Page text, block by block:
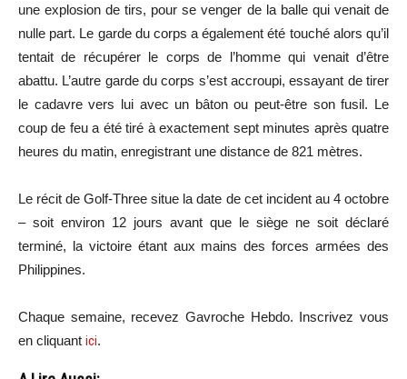
une explosion de tirs, pour se venger de la balle qui venait de
nulle part. Le garde du corps a également été touché alors qu’il
tentait de récupérer le corps de l’homme qui venait d’être
abattu. L’autre garde du corps s’est accroupi, essayant de tirer
le cadavre vers lui avec un bâton ou peut-être son fusil. Le
coup de feu a été tiré à exactement sept minutes après quatre
heures du matin, enregistrant une distance de 821 mètres.
Le récit de Golf-Three situe la date de cet incident au 4 octobre
– soit environ 12 jours avant que le siège ne soit déclaré
terminé, la victoire étant aux mains des forces armées des
Philippines.
Chaque semaine, recevez Gavroche Hebdo. Inscrivez vous
en cliquant ici.